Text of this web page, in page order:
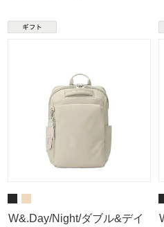
W&.Day/Night/ダブル&デイ